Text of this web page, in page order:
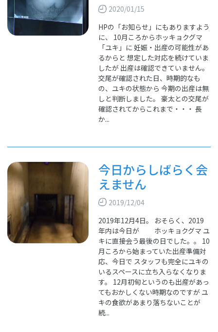
2020/01/15
HPの「お知らせ」にもありますよう
に、 10月ころからホッキョクグマ
「ユキ」に 妊娠・出産の可能性があ
るからと 想定した対応を続けていま
したが 出産は確認できていません。
交尾が確認された日、時期的なも
の、ユキの状態から 今期の出産は無
しと判断しました。 豪太との交尾が
確認されてからこれまで・・・ 長
か...
今日からしばらく会
えません
2019/12/04
2019年12月4日。 おそらく、2019
年内は今日が ホッキョクグマ ユ
キに直接会う最後の日でした。。 10
月ころから始まっていた出産準備対
応、今日で スタッフも完全にユキの
いるスペースに立ち入らなくなりま
す。 12月初旬というのも出産があっ
てもおかしくない時期なのですが ユ
キの食欲があまり落ちないことが
続...